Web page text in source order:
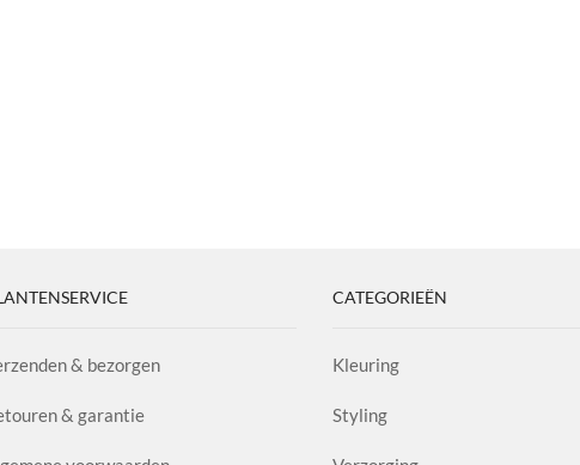
& bezorgen
& garantie
CATEGORIEËN
Kleuring
Styling